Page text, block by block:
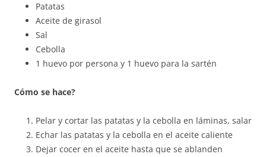
Patatas
Aceite de girasol
Sal
Cebolla
1 huevo por persona y 1 huevo para la sartén
Cómo se hace?
Pelar y cortar las patatas y la cebolla en láminas, salar
Echar las patatas y la cebolla en el aceite caliente
Dejar cocer en el aceite hasta que se ablanden